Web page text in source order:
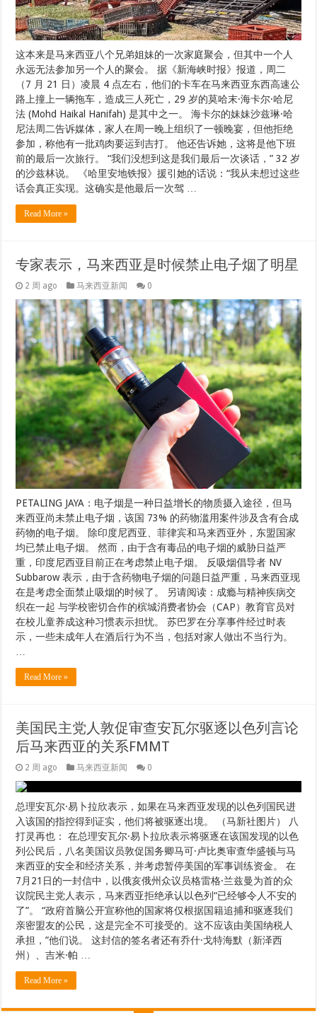
这本来是马来西亚八个兄弟姐妹的一次家庭聚会，但其中一个人
永远无法参加另一个人的聚会。 据《新海峡时报》报道，周二
（7 月 21 日）凌晨 4 点左右，他们的卡车在马来西亚东西高速公
路上撞上一辆拖车，造成三人死亡，29 岁的莫哈末·海卡尔·哈尼
法 (Mohd Haikal Hanifah) 是其中之一。 海卡尔的妹妹沙兹琳·哈
尼法周二告诉媒体，家人在周一晚上组织了一顿晚宴，但他拒绝
参加，称他有一批鸡肉要运到吉打。 他还告诉她，这将是他下班
前的最后一次旅行。 “我们没想到这是我们最后一次谈话，” 32 岁
的沙兹林说。 《哈里安地铁报》援引她的话说：“我从未想过这些
话会真正实现。这确实是他最后一次驾 …
Read More »
专家表示，马来西亚是时候禁止电子烟了明星
2 周 ago 马来西亚新闻 0
PETALING JAYA：电子烟是一种日益增长的物质摄入途径，但马
来西亚尚未禁止电子烟，该国 73% 的药物滥用案件涉及含有合成
药物的电子烟。 除印度尼西亚、菲律宾和马来西亚外，东盟国家
均已禁止电子烟。 然而，由于含有毒品的电子烟的威胁日益严
重，印度尼西亚目前正在考虑禁止电子烟。 反吸烟倡导者 NV
Subbarow 表示，由于含药物电子烟的问题日益严重，马来西亚现
在是考虑全面禁止吸烟的时候了。 另请阅读：成瘾与精神疾病交
织在一起 与学校密切合作的槟城消费者协会（CAP）教育官员对
在校儿童养成这种习惯表示担忧。 苏巴罗在分享事件经过时表
示，一些未成年人在酒后行为不当，包括对家人做出不当行为。
…
Read More »
美国民主党人敦促审查安瓦尔驱逐以色列言论
后马来西亚的关系FMMT
2 周 ago 马来西亚新闻 0
总理安瓦尔·易卜拉欣表示，如果在马来西亚发现的以色列国民进
入该国的指控得到证实，他们将被驱逐出境。 （马新社图片） 八
打灵再也： 在总理安瓦尔·易卜拉欣表示将驱逐在该国发现的以色
列公民后，八名美国议员敦促国务卿马可·卢比奥审查华盛顿与马
来西亚的安全和经济关系，并考虑暂停美国的军事训练资金。 在
7月21日的一封信中，以俄亥俄州众议员格雷格·兰兹曼为首的众
议院民主党人表示，马来西亚拒绝承认以色列“已经够令人不安的
了”。 “政府首脑公开宣称他的国家将仅根据国籍追捕和驱逐我们
亲密盟友的公民，这是完全不可接受的。这不应该由美国纳税人
承担，”他们说。 这封信的签名者还有乔什·戈特海默（新泽西
州）、吉米·帕 …
Read More »